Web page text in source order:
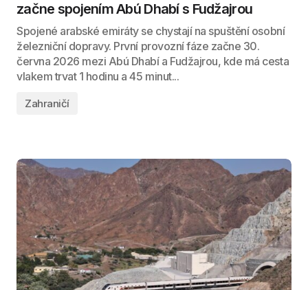
začne spojením Abú Dhabí s Fudžajrou
Spojené arabské emiráty se chystají na spuštění osobní
železniční dopravy. První provozní fáze začne 30.
června 2026 mezi Abú Dhabí a Fudžajrou, kde má cesta
vlakem trvat 1 hodinu a 45 minut...
Zahraničí